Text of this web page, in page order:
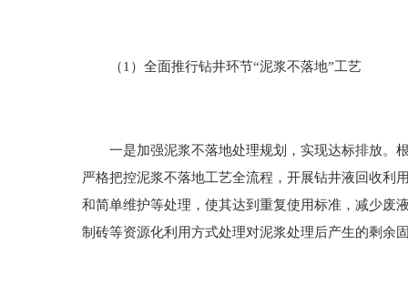
（1）全面推行钻井环节“泥浆不落地”工艺
一是加强泥浆不落地处理规划，实现达标排放。根
严格把控泥浆不落地工艺全流程，开展钻井液回收利
和简单维护等处理，使其达到重复使用标准，减少废
制砖等资源化利用方式处理对泥浆处理后产生的剩余